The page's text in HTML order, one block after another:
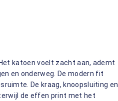
katoen voelt zacht aan, ademt
en onderweg. De modern fit
De kraag, knoopsluiting en
de effen print met het